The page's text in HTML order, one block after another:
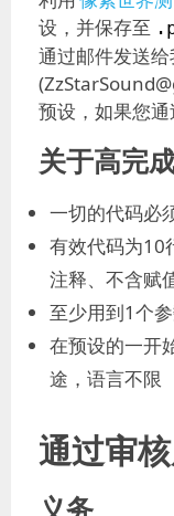
设，并保存至
通过邮件发送给
预设，如果您通
关于高完
一切的代码必
有效代码为10
注释、不含赋
至少用到1个
在预设的一开
途，语言不限
通过审
义务